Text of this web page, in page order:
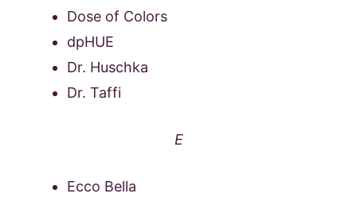
Dose of Colors
dpHUE
Dr. Huschka
Dr. Taffi
E
Ecco Bella